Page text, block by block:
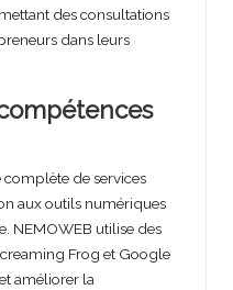
des consultations
dans leurs
de services
aux outils numériques
NEMOWEB utilise des
Frog et Google
améliorer la